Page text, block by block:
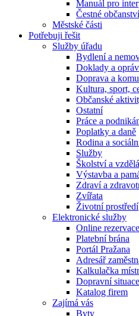
Manuál pro
Čestné
Městské části
Potřebuji řešit
Služby úřadu
Bydlení a
Doklady a
Doprava a
Kultura, sport,
Občanské
Ostatní
Práce a
Poplatky a daně
Rodina a
Služby
Školství a
Výstavba a
Zdraví a
Zvířata
Životní prostředí
Elektronické služby
Online
Platební brána
Portál Pražana
Adresář
Kalkulačka
Dopravní
Katalog firem
Zajímá vás
Byty